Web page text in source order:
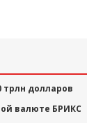
долларов
валюте БРИКС